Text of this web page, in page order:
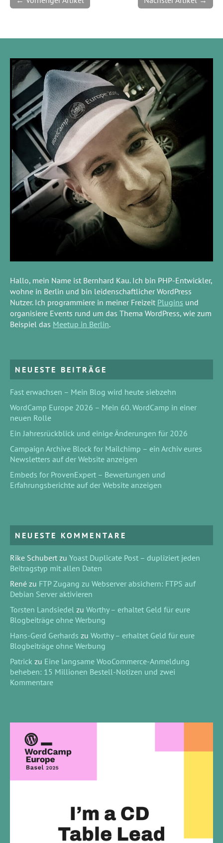
Hallo, mein Name ist Bernhard Kau. Ich bin PHP-Entwickler,
wohne in Berlin und bin leidenschaftlicher WordPress
Nutzer. Ich programmiere in meiner Freizeit Plugins und
organisiere Events rund um das Thema WordPress, wie zum
Beispiel das Meetup in Berlin.
NEUESTE BEITRÄGE
Fast erwachsen – Mein Blog wird heute siebzehn
WordCamp Europe 2026 – Mein 60. WordCamp in einer
neuen Rolle
Ein Jahresrückblick und einige Änderungen für 2026
Campaign Archive Block for Mailchimp – ein Archiv eures
Newsletters auf der Website anzeigen
Embeds for ProvenExpert – Bewertungen und
Erfahrungsberichte auf der Website anzeigen
NEUESTE KOMMENTARE
Rike Schubert zu Yoast Duplicate Post – dupliziert jeden
Beitragstyp mit allen Daten
René zu FTP Zugang zu Webserver absichern: FTPS auf
Debian Server aktivieren
Torsten Landsiedel zu Worthy – erhaltet Geld für eure
Blogbeiträge ohne Werbung
Hans-Gerd Gerhards zu Worthy – erhaltet Geld für eure
Blogbeiträge ohne Werbung
Patrick zu Eine langsame WooCommerce-Anmeldung
beheben: 15 Millionen Bestell-Notizen und zwei
Kommentare